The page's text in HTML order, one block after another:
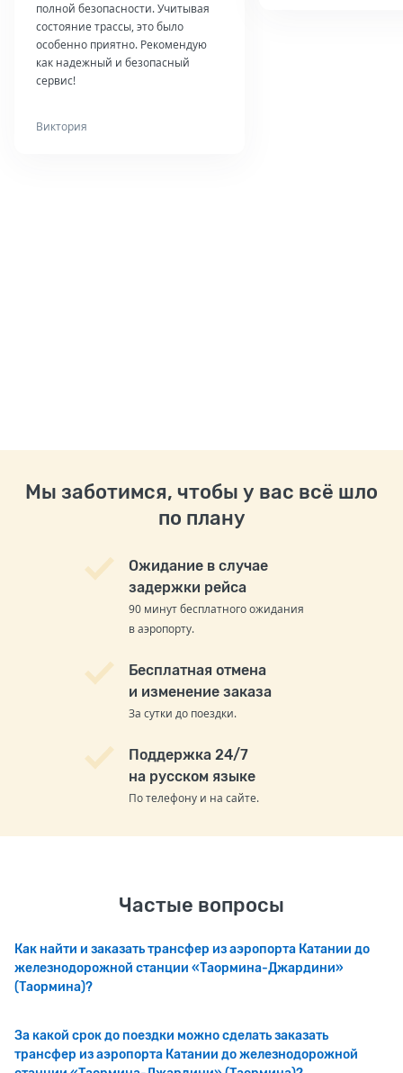
полной безопасности. Учитывая
состояние трассы, это было
особенно приятно. Рекомендую
как надежный и безопасный
сервис!
Виктория
Мы заботимся, чтобы у вас всё шло
по плану
Ожидание в случае
задержки рейса
90 минут бесплатного ожидания
в аэропорту.
Бесплатная отмена
и изменение заказа
За сутки до поездки.
Поддержка 24/7
на русском языке
По телефону и на сайте.
Частые вопросы
Как найти и заказать трансфер из аэропорта Катании до
железнодорожной станции «Таормина-Джардини»
(Таормина)?
За какой срок до поездки можно сделать заказать
трансфер из аэропорта Катании до железнодорожной